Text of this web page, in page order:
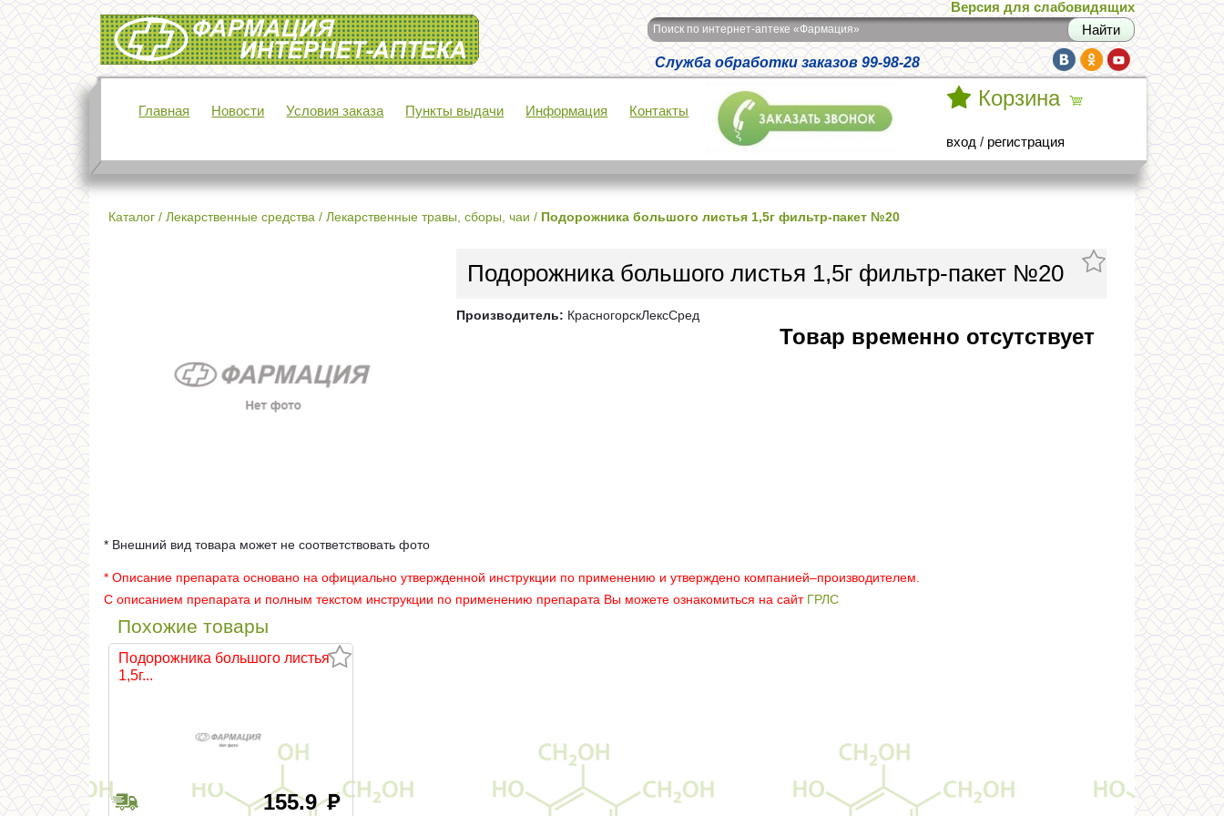
Интернет-аптека Фармация
Версия для слабовидящих
Поиск по интернет-аптеке «Фармация»
Служба обработки заказов 99-98-28
Главная Новости Условия заказа Пункты выдачи Информация Контакты
Корзина
вход / регистрация
Каталог / Лекарственные средства / Лекарственные травы, сборы, чаи / Подорожника большого листья 1,5г фильтр-пакет №20
Подорожника большого листья 1,5г фильтр-пакет №20
Производитель: КрасногорскЛексСред
Товар временно отсутствует
* Внешний вид товара может не соответствовать фото
* Описание препарата основано на официально утвержденной инструкции по применению и утверждено компанией–производителем.
С описанием препарата и полным текстом инструкции по применению препарата Вы можете ознакомиться на сайт ГРЛС
Похожие товары
Подорожника большого листья
1,5г...
155.9руб